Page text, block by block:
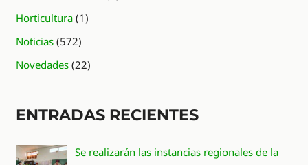
Horticultura (1)
Noticias (572)
Novedades (22)
ENTRADAS RECIENTES
Se realizarán las instancias regionales de la